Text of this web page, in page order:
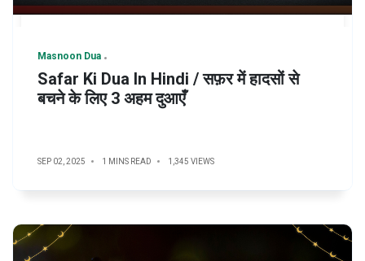
Masnoon Dua
Safar Ki Dua In Hindi / सफ़र में हादसों से
बचने के लिए 3 अहम दुआएँ
SEP 02, 2025 1 MINS READ 1,345 VIEWS